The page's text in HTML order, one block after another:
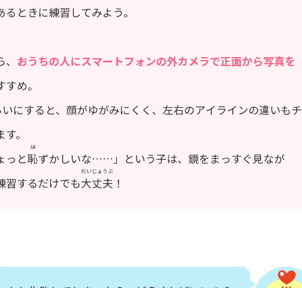
るときに練習してみよう。
おうちの人にスマートフォンの外カメラで正面から写真を
め。
にすると、顔がゆがみにくく、左右のアイラインの違いもチ
。
っと恥
は
ずかしいな……」という子は、鏡をまっすぐ見なが
習するだけでも大丈夫
だいじょうぶ
！